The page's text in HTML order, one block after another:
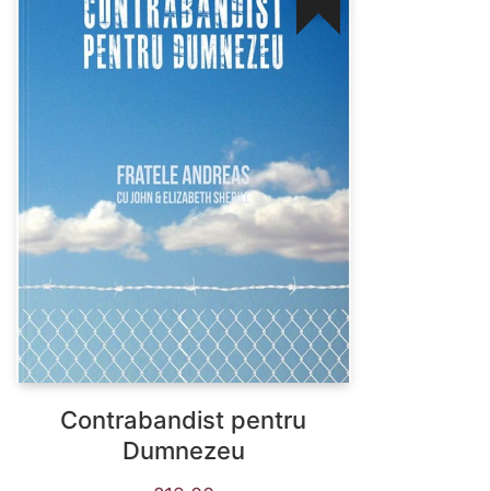
Contrabandist pentru
Dumnezeu